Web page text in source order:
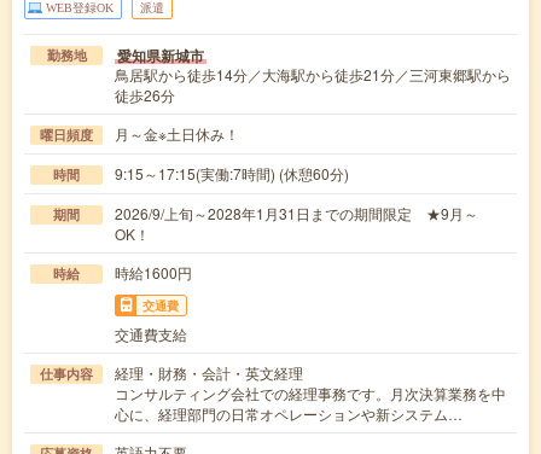
WEB登録OK 派遣
勤務地 愛知県新城市
鳥居駅から徒歩14分／大海駅から徒歩21分／三河東郷駅から
徒歩26分
曜日頻度 月～金※土日休み！
時間 9:15～17:15(実働:7時間) (休憩60分)
期間
2026/9/上旬～2028年1月31日までの期間限定 ★9月～
OK！
時給 時給1600円
交通費
交通費支給
仕事内容
経理・財務・会計・英文経理
コンサルティング会社での経理事務です。月次決算業務を中
心に、経理部門の日常オペレーションや新システム…